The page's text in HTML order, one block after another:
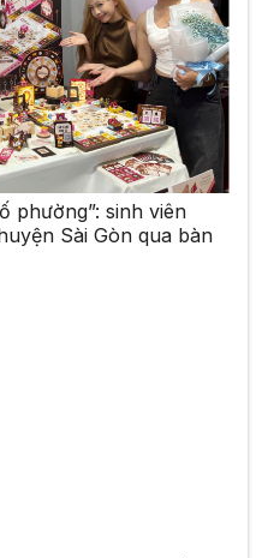
phường”: sinh viên
Sài Gòn qua bàn